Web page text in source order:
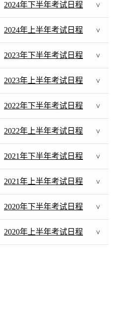
2024年下半年考试日程 >
2024年上半年考试日程 >
2023年下半年考试日程 >
2023年上半年考试日程 >
2022年下半年考试日程 >
2022年上半年考试日程 >
2021年下半年考试日程 >
2021年上半年考试日程 >
2020年下半年考试日程 >
2020年上半年考试日程 >